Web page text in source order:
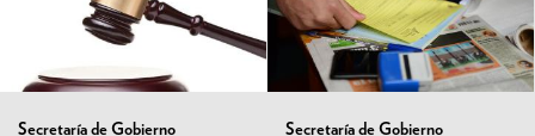
Secretaría de Gobierno Secretaría de Gobierno